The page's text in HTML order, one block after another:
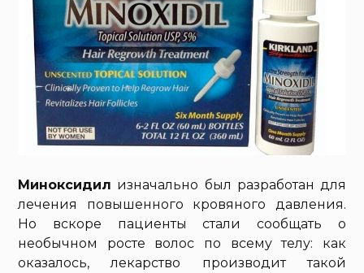
Миноксидил изначально был разработан для
лечения повышенного кровяного давления.
Но вскоре пациенты стали сообщать о
необычном росте волос по всему телу: как
оказалось, лекарство производит такой